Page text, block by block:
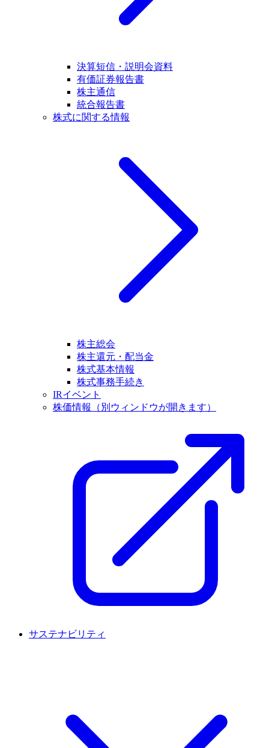
決算短信・説明会資料
有価証券報告書
株主通信
統合報告書
株式に関する情報
株主総会
株主還元・配当金
株式基本情報
株式事務手続き
IRイベント
株価情報
（別ウィンドウが開きます）
サステナビリティ